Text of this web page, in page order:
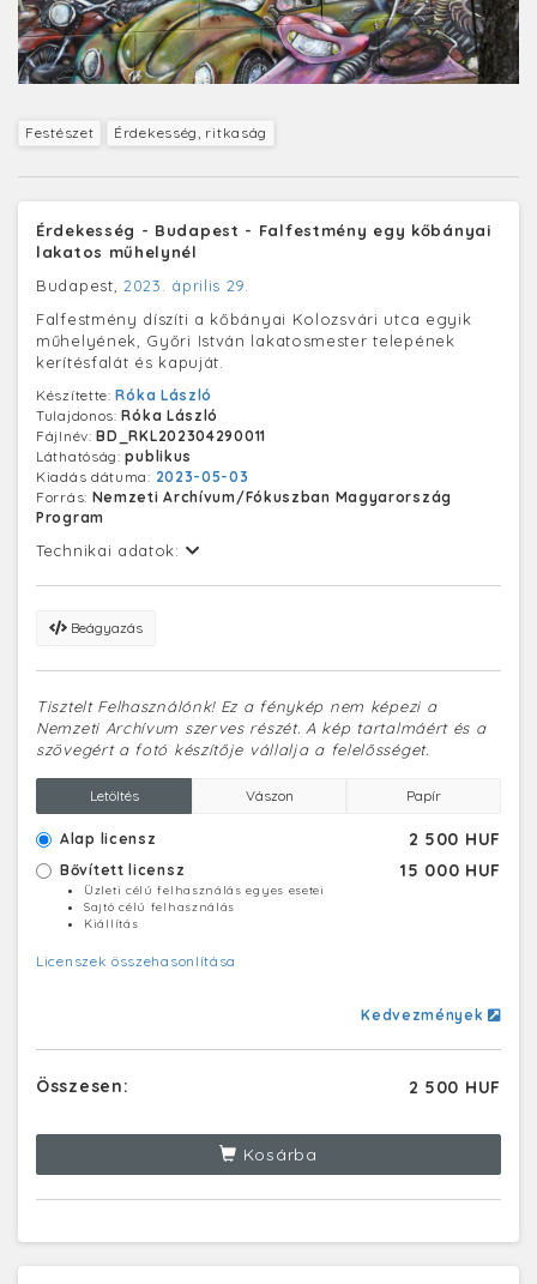
Festészet Érdekesség, ritkaság
Érdekesség - Budapest - Falfestmény egy kőbányai
lakatos műhelynél
Budapest, 2023. április 29.
Falfestmény díszíti a kőbányai Kolozsvári utca egyik
műhelyének, Győri István lakatosmester telepének
kerítésfalát és kapuját.
Készítette:Róka László
Tulajdonos:Róka László
Fájlnév:BD_RKL202304290011
Láthatóság:publikus
Kiadás dátuma: 2023-05-03
Forrás: Nemzeti Archívum/Fókuszban Magyarország
Program
Technikai adatok:
Beágyazás
Tisztelt Felhasználónk! Ez a fénykép nem képezi a
Nemzeti Archívum szerves részét. A kép tartalmáért és a
szövegért a fotó készítője vállalja a felelősséget.
Letöltés Vászon Papír
Alap licensz 2 500 HUF
Bővített licensz 15 000 HUF
Üzleti célú felhasználás egyes esetei
Sajtó célú felhasználás
Kiállítás
Licenszek összehasonlítása
Kedvezmények
Összesen: 2 500 HUF
Kosárba